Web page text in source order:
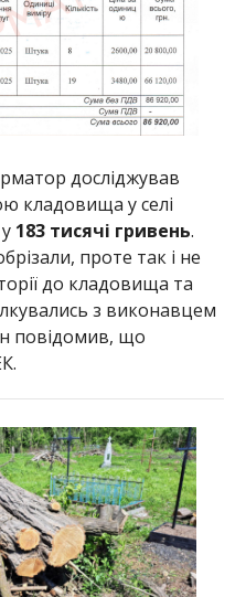
досліджував
кладовища у селі
183 тисячі гривень.
проте так і не
до кладовища та
з виконавцем
повідомив, що